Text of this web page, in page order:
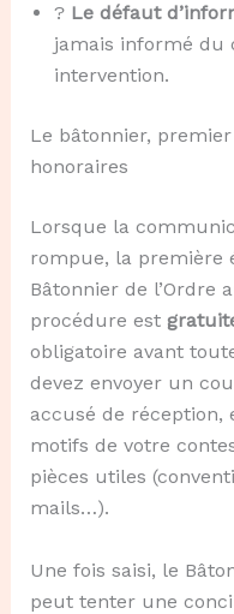
? Le défaut
jamais informé du
intervention.
Le bâtonnier,
honoraires
Lorsque la
rompue, la première
Bâtonnier de l’Ordre
procédure est
obligatoire avant
devez envoyer un
accusé de
motifs de votre
pièces utiles
mails…).
Une fois saisi, le
peut tenter une